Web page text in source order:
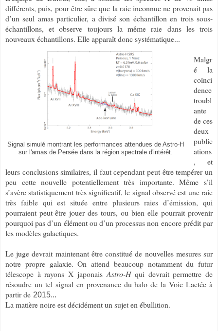
différents, puis, pour être sûre que la raie inconnue ne provenait pas
d’un seul amas particulier, a divisé son échantillon en trois sous-
échantillons, et observe toujours la même raie dans les trois
nouveaux échantillons. Elle apparaît donc systématique...
Signal simulé montrant les performances attendues de Astro-H
sur l'amas de Persée dans la région spectrale d'intérêt.
Malgr
é la
coïnci
dence
troubl
ante
de ces
deux
public
ations
, et
leurs conclusions similaires, il faut cependant peut-être tempérer un
peu cette nouvelle potentiellement très importante. Même s’il
s’avère statistiquement très significatif, le signal observé est une raie
très faible qui est située entre plusieurs raies d’émission, qui
pourraient peut-être jouer des tours, ou bien elle pourrait provenir
pourquoi pas d’un élément ou d’un processus non encore prédit par
les modèles galactiques.
Le juge devrait maintenant être constitué de nouvelles mesures sur
notre propre galaxie. On attend beaucoup notamment du futur
télescope à rayons X japonaisAstro-Hqui devrait permettre de
résoudre un tel signal en provenance du halo de la Voie Lactée à
partir de 2015...
La matière noire est décidément un sujet en ébullition.